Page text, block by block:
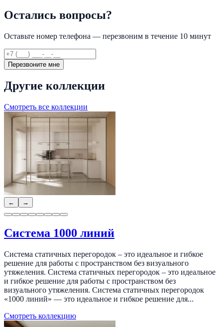
Остались вопросы?
Оставьте номер телефона — перезвоним в течение 10 минут
Перезвоните мне
Другие коллекции
Смотреть все коллекции
← →
Система 1000 линий
Система статичных перегородок – это идеальное и гибкое
решение для работы с пространством без визуального
утяжеления. Система статичных перегородок – это идеальное
и гибкое решение для работы с пространством без
визуального утяжеления. Система статичных перегородок
«1000 линий» — это идеальное и гибкое решение для...
Смотреть коллекцию